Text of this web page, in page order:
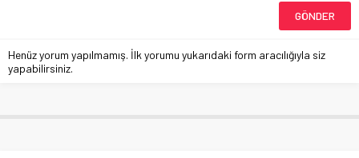
Henüz yorum yapılmamış. İlk yorumu yukarıdaki form aracılığıyla siz
yapabilirsiniz.